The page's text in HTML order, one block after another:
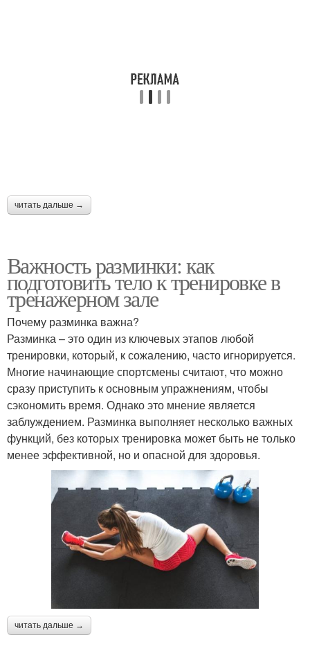
читать дальше →
Важность разминки: как
подготовить тело к тренировке в
тренажерном зале
Почему разминка важна?
Разминка – это один из ключевых этапов любой
тренировки, который, к сожалению, часто игнорируется.
Многие начинающие спортсмены считают, что можно
сразу приступить к основным упражнениям, чтобы
сэкономить время. Однако это мнение является
заблуждением. Разминка выполняет несколько важных
функций, без которых тренировка может быть не только
менее эффективной, но и опасной для здоровья.
читать дальше →